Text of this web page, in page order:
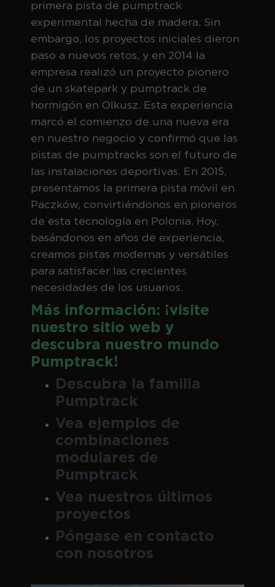
primera pista de pumptrack
experimental hecha de madera. Sin
embargo, los proyectos iniciales dieron
paso a nuevos retos, y en 2014 la
empresa realizó un proyecto pionero
de un skatepark y pumptrack de
hormigón en Olkusz. Esta experiencia
marcó el comienzo de una nueva era
en nuestro negocio y confirmó que las
pistas de pumptracks son el futuro de
las instalaciones deportivas. En 2015,
presentamos la primera pista móvil en
Paczków, convirtiéndonos en pioneros
de esta tecnología en Polonia. Hoy,
basándonos en años de experiencia,
creamos pistas modernas y versátiles
para satisfacer las crecientes
necesidades de los usuarios.
Más información: ¡visite
nuestro sitio web y
descubra nuestro mundo
Pumptrack!
Descubra la familia
Pumptrack
Vea ejemplos de
combinaciones
modulares de
Pumptrack
Vea nuestros últimos
proyectos
Póngase en contacto
con nosotros